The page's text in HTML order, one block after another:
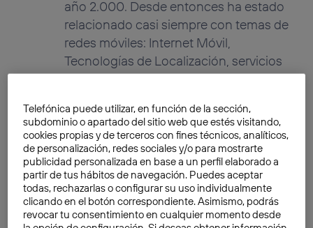
año 2.000. Desde entonces ha estado
relacionado casi siempre con temas de
redes móviles: Internet Móvil,
Tecnologías de Localización, servicios
de Red Inteligente e IMS,...
Virtualizando red con cloud
de terceros
Miguel Angel Barrera Ruano
Telefónica puede utilizar, en función de la sección,
subdominio o apartado del sitio web que estés visitando,
cookies propias y de terceros con fines técnicos, analíticos,
de personalización, redes sociales y/o para mostrarte
publicidad personalizada en base a un perfil elaborado a
partir de tus hábitos de navegación. Puedes aceptar
todas, rechazarlas o configurar su uso individualmente
clicando en el botón correspondiente. Asimismo, podrás
revocar tu consentimiento en cualquier momento desde